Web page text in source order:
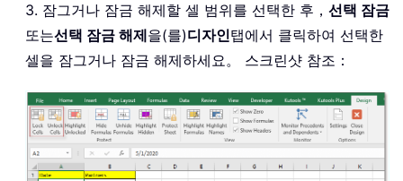
3. 잠그거나 잠금 해제할 셀 범위를 선택한 후， 선택 잠금
또는선택 잠금 해제을(를)디자인탭에서 클릭하여 선택한
셀을 잠그거나 잠금 해제하세요。 스크린샷 참조：